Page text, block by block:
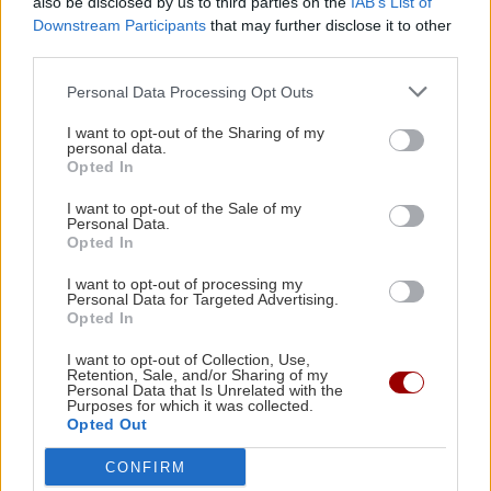
Downstream Participants that may further disclose it to other
Personal Data Processing Opt Outs
I want to opt-out of the Sharing of my
personal data.
Opted In
I want to opt-out of the Sale of my
Personal Data.
Opted In
I want to opt-out of processing my
Personal Data for Targeted Advertising.
Opted In
I want to opt-out of Collection, Use,
Retention, Sale, and/or Sharing of my
Personal Data that Is Unrelated with the
Purposes for which it was collected.
Opted Out
CONFIRM
Μπρούκλιν Μπέκαμ: Εβρασε μακαρόνια με
ΑΕΚ: Φιλική τεσσάρα στην Καλλιθέα πριν το
Σούπερ Καπ με τον ΟΦΗ
GOSSIP - LIFESTYLE
έρχεται στην ελεύθερη τηλεόραση
ΕΛΛΑΔΑ
Στα ίχνη του μύθου: Η αναπαράσταση του
"Δράκου" και του θερισμού στην Κοζάνη
(βίντεο)
ΠΕΡΙΣΣΟΤΕΡΑ